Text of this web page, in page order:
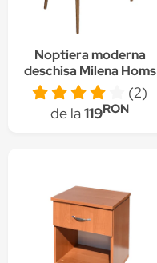
Noptiera moderna
deschisa Milena Homs
45 x 30 x 60 cm,
marmorat/nuc
(2)
de la119RON